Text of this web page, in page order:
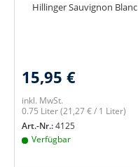
Hillinger Sauvignon Blanc
15,95 €
inkl. MwSt.
0.75 Liter(21,27 € / 1 Liter)
Art.-Nr.:4125
Verfügbar